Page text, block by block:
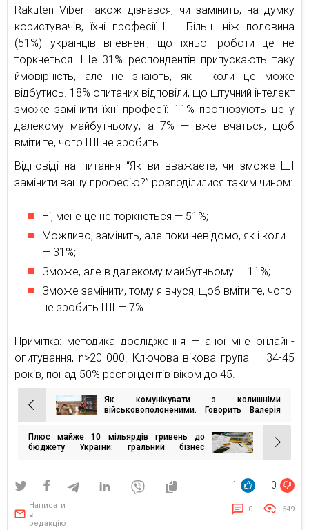
Rakuten Viber також дізнався, чи замінить, на думку
користувачів, їхні професії ШІ. Більш ніж половина
(51%) українців впевнені, що їхньої роботи це не
торкнеться. Ще 31% респондентів припускають таку
ймовірність, але не знають, як і коли це може
відбутись. 18% опитаних відповіли, що штучний інтелект
зможе замінити їхні професії: 11% прогнозують це у
далекому майбутньому, а 7% — вже вчаться, щоб
вміти те, чого ШІ не зробить.
Відповіді на питання “Як ви вважаєте, чи зможе ШІ
замінити вашу професію?” розподілилися таким чином:
Ні, мене це не торкнеться — 51%;
Можливо, замінить, але поки невідомо, як і коли
— 31%;
Зможе, але в далекому майбутньому — 11%;
Зможе замінити, тому я вчуся, щоб вміти те, чого
не зробить ШІ — 7%.
Примітка: методика дослідження — анонімне онлайн-
опитування, n>20 000. Ключова вікова група — 34-45
років, понад 50% респондентів віком до 45.
Навігація
записів
Як комунікувати з колишніми
військовополоненими. Говорить Валерія
Плюс майже 10 мільярдів гривень до
бюджету України: гральний бізнес
1 0
Написати
в
редакцію
0 649